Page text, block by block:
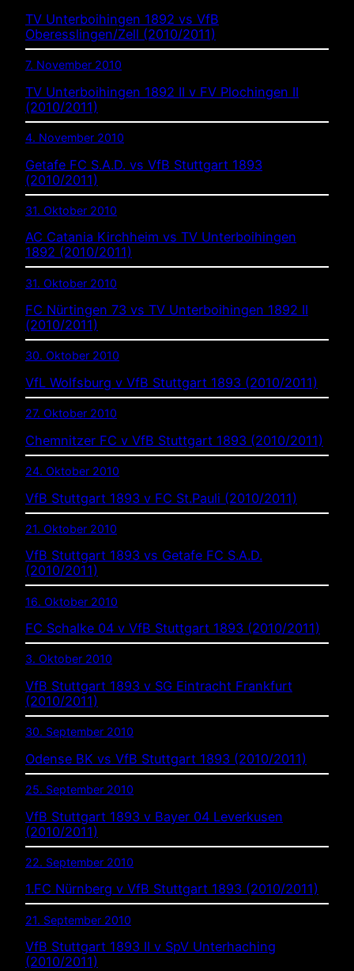
TV Unterboihingen 1892 vs VfB
Oberesslingen/Zell (2010/2011)
7. November 2010
TV Unterboihingen 1892 II v FV Plochingen II
(2010/2011)
4. November 2010
Getafe FC S.A.D. vs VfB Stuttgart 1893
(2010/2011)
31. Oktober 2010
AC Catania Kirchheim vs TV Unterboihingen
1892 (2010/2011)
31. Oktober 2010
FC Nürtingen 73 vs TV Unterboihingen 1892 II
(2010/2011)
30. Oktober 2010
VfL Wolfsburg v VfB Stuttgart 1893 (2010/2011)
27. Oktober 2010
Chemnitzer FC v VfB Stuttgart 1893 (2010/2011)
24. Oktober 2010
VfB Stuttgart 1893 v FC St.Pauli (2010/2011)
21. Oktober 2010
VfB Stuttgart 1893 vs Getafe FC S.A.D.
(2010/2011)
16. Oktober 2010
FC Schalke 04 v VfB Stuttgart 1893 (2010/2011)
3. Oktober 2010
VfB Stuttgart 1893 v SG Eintracht Frankfurt
(2010/2011)
30. September 2010
Odense BK vs VfB Stuttgart 1893 (2010/2011)
25. September 2010
VfB Stuttgart 1893 v Bayer 04 Leverkusen
(2010/2011)
22. September 2010
1.FC Nürnberg v VfB Stuttgart 1893 (2010/2011)
21. September 2010
VfB Stuttgart 1893 II v SpV Unterhaching
(2010/2011)